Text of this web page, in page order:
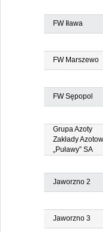
FW Iława
FW Marszewo
FW Sępopol
Grupa Azoty
Zakłady
„Puławy” SA
Jaworzno 2
Jaworzno 3